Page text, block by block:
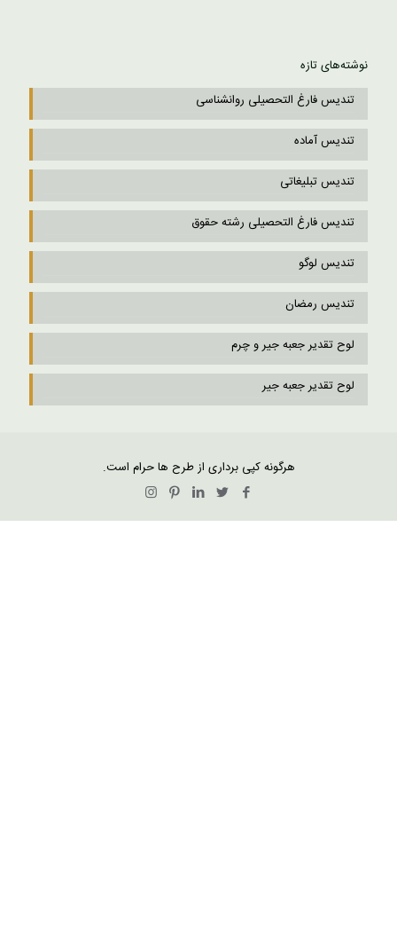
نوشته‌های تازه
تندیس فارغ التحصیلی روانشناسی
تندیس آماده
تندیس تبلیغاتی
تندیس فارغ التحصیلی رشته حقوق
تندیس لوگو
تندیس رمضان
لوح تقدیر جعبه جیر و چرم
لوح تقدیر جعبه جیر
هرگونه کپی برداری از طرح ها حرام است.